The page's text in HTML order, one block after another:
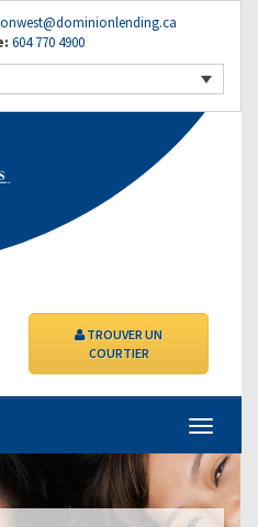
604 770 4900
TROUVER UN
COURTIER